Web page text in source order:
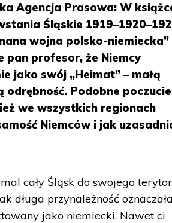
Agencja Prasowa: W
Śląskie
wojna polsko-niemiecka”
pan profesor, że Niemcy
jako swój „Heimat” – małą
Podobne poczucie
we wszystkich regionach
Niemców i jak
cały Śląsk do swojego
długa przynależność
jako niemiecki. Nawet ci